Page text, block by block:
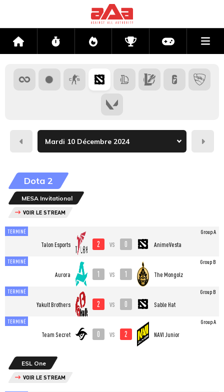
Accueil Flux Directs CompétitionsActu jeux
Hier
Dota 2
MESA Invitational
VOIR LE STREAM
TERMINÉ
Talon Esports 2 vs 0 AnimeVesta
Group A
TERMINÉ
Aurora 1 vs 1 The Mongolz
Group B
TERMINÉ
Yakult Brothers 2 vs 0 Sable Hat
Group B
TERMINÉ
Team Secret 0 vs 2 NAVI Junior
Group A
ESL One
VOIR LE STREAM